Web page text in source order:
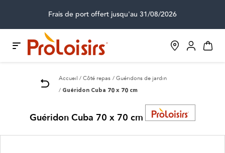
Frais de port offert jusqu'au 31/08/2026
Accueil Côté repas Guéridons de jardin
Guéridon Cuba 70 x 70 cm
Guéridon Cuba 70 x 70 cm